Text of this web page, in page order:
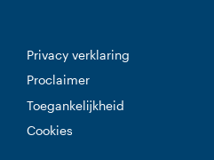
Privacy verklaring
Proclaimer
Toegankelijkheid
Cookies